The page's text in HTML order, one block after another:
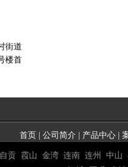
街道
楼首
首页 公司简介 产品中心|
自贡 霞山 金湾 连南 连州 中山